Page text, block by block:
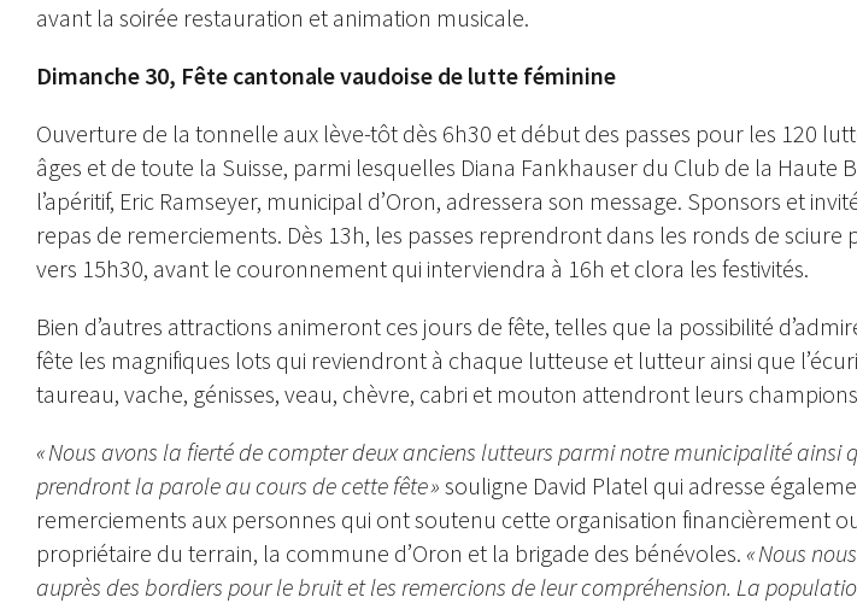
avant la soirée restauration et animation musicale.
Dimanche 30, Fête cantonale vaudoise de lutte féminine
Ouverture de la tonnelle aux lève-tôt dès 6h30 et début des passes pour les 120
âges et de toute la Suisse, parmi lesquelles Diana Fankhauser du Club de la Haute
l’apéritif, Eric Ramseyer, municipal d’Oron, adressera son message. Sponsors et
repas de remerciements. Dès 13h, les passes reprendront dans les ronds de sciure
vers 15h30, avant le couronnement qui interviendra à 16h et clora les festivités.
Bien d’autres attractions animeront ces jours de fête, telles que la possibilité
fête les magnifiques lots qui reviendront à chaque lutteuse et lutteur ainsi que
taureau, vache, génisses, veau, chèvre, cabri et mouton attendront leurs
« Nous avons la fierté de compter deux anciens lutteurs parmi notre municipalité ainsi
prendront la parole au cours de cette fête » souligne David Platel qui adresse
remerciements aux personnes qui ont soutenu cette organisation financièrement
propriétaire du terrain, la commune d’Oron et la brigade des bénévoles. « Nous
auprès des bordiers pour le bruit et les remercions de leur compréhension. La